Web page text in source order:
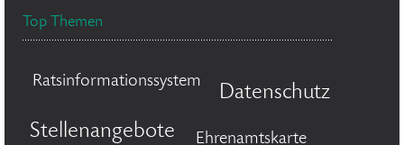
Top Themen
Ratsinformationssystem
Datenschutz
Stellenangebote
Ehrenamtskarte